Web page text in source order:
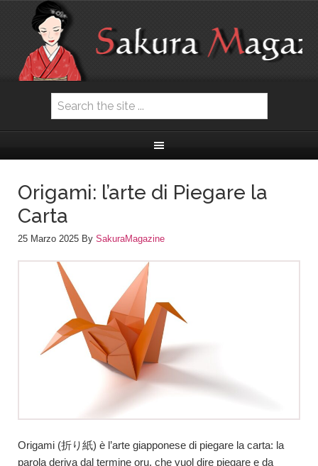
Origami: l’arte di Piegare la
Carta
25 Marzo 2025 By SakuraMagazine
Origami (折り紙) è l’arte giapponese di piegare la carta: la
parola deriva dal termine oru, che vuol dire piegare e da